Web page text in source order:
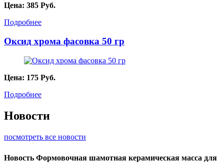
Цена: 385 Руб.
Подробнее
Оксид хрома фасовка 50 гр
Цена: 175 Руб.
Подробнее
Новости
посмотреть все новости
Новость Формовочная шамотная керамическая масса для